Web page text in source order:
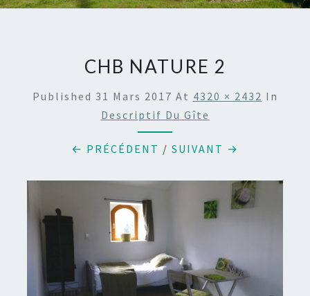
CHB NATURE 2
Published 31 Mars 2017 At 4320 × 2432 In
Descriptif Du Gîte
← PRÉCÉDENT / SUIVANT →